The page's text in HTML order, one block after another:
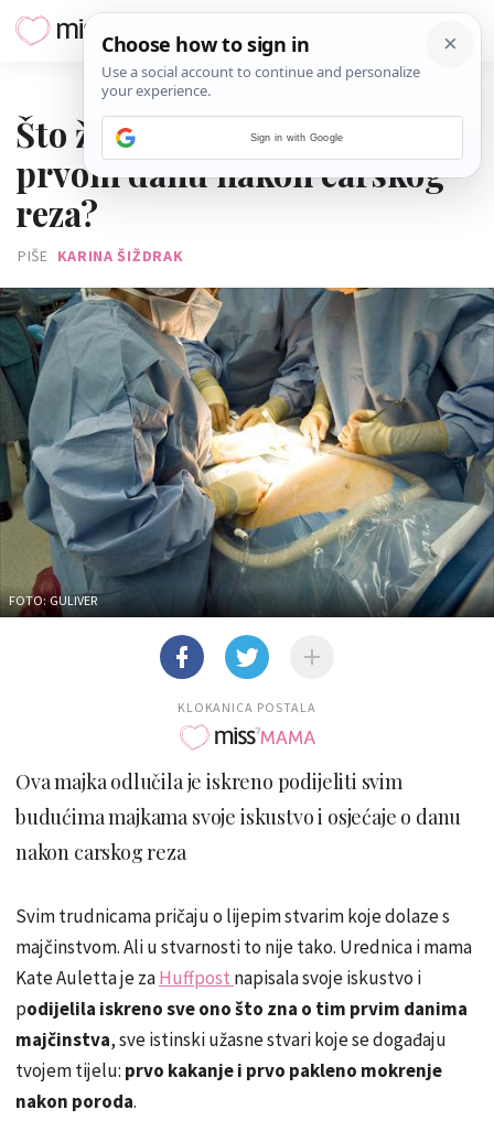
Što želim da svaka žena zna o
prvom danu nakon carskog
reza?
PIŠE KARINA ŠIŽDRAK
FOTO: GULIVER
KLOKANICA POSTALA
Ova majka odlučila je iskreno podijeliti svim
budućima majkama svoje iskustvo i osjećaje o danu
nakon carskog reza
Svim trudnicama pričaju o lijepim stvarim koje dolaze s
majčinstvom. Ali u stvarnosti to nije tako. Urednica i mama
Kate Auletta je zaHuffpost napisala svoje iskustvo i
podijelila iskreno sve ono što zna o tim prvim danima
majčinstva, sve istinski užasne stvari koje se događaju
tvojem tijelu: prvo kakanje i prvo pakleno mokrenje
nakon poroda.
Sign in with Google